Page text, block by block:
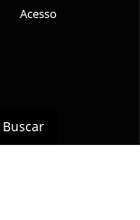
Buscar
Acesso